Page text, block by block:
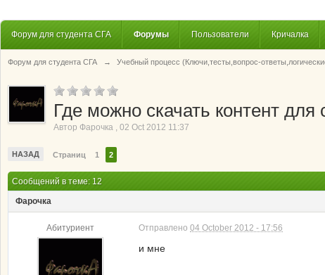
Форум для студента СГА Форумы Пользователи Кричалка
Форум для студента СГА → Учебный процесс (Ключи,тесты,вопрос-
Где можно скачать контент
Автор Фарочка , 02 Oct 2012 11:37
НАЗАД Страниц 1 2
Сообщений в теме: 12
Фарочка
Абитуриент Отправлено 04 October 2012 - 17:56
и мне